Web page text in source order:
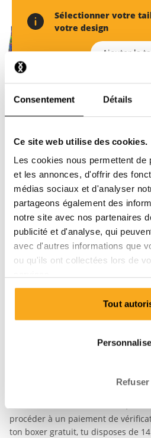
Consentement Détails
Ce site web utilise des cookies.
Les cookies nous permettent de
et les annonces, d'offrir des
médias sociaux et d'analyser
partageons également des
notre site avec nos partenaires
publicité et d'analyse, qui
avec d'autres informations que
ou qu'ils ont collectées lors de
Tout
Refuser
Sélectionner votre
votre design
Ajouter la
Ajoute ton
livraison.
Crée ton compte pour recevoir
Prénom*
Email*
Mot de passe*
inscription.
Pour valider ton abonnement,
procéder à un paiement de
ton boxer gratuit, tu disposes de